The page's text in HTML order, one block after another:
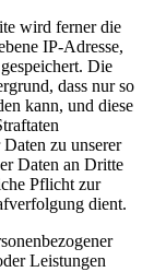
wird ferner die
IP-Adresse,
Die
dass nur so
kann, und diese
zu unserer
Daten an Dritte
Pflicht zur
dient.
Leistungen